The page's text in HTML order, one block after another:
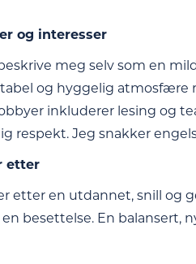
og interesser
meg selv som en
og hyggelig atmosfære
inkluderer lesing og
respekt. Jeg snakker
etter
etter en utdannet, snill og
besettelse. En balansert,